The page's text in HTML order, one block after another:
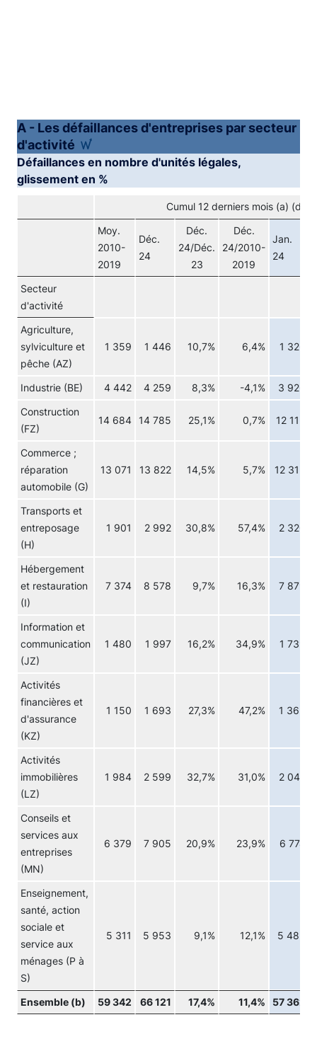
A - Les défaillances d'entreprises par secteur
d'activité
Défaillances en nombre d'unités légales,
glissement en %
Cumul 12 derniers mois (a)
Moy.
2010-
2019
Déc.
24
Déc.
24/Déc.
23
Déc.
24/2010-
2019
Jan.
24
Secteur
d'activité
Agriculture,
sylviculture et
pêche (AZ)
1 359 1 446 10,7% 6,4% 1 326
Industrie (BE) 4 442 4 259 8,3% -4,1% 3 926
Construction
(FZ)
14 684 14 785 25,1% 0,7% 12 115
Commerce ;
réparation
automobile (G)
13 071 13 822 14,5% 5,7% 12 315
Transports et
entreposage
(H)
1 901 2 992 30,8% 57,4% 2 320
Hébergement
et restauration
(I)
7 374 8 578 9,7% 16,3% 7 879
Information et
communication
(JZ)
1 480 1 997 16,2% 34,9% 1 739
Activités
financières et
d'assurance
(KZ)
1 150 1 693 27,3% 47,2% 1 363
Activités
immobilières
(LZ)
1 984 2 599 32,7% 31,0% 2 047
Conseils et
services aux
entreprises
(MN)
6 379 7 905 20,9% 23,9% 6 774
Enseignement,
santé, action
sociale et
service aux
ménages (P à
S)
5 311 5 953 9,1% 12,1% 5 485
Ensemble (b) 59 342 66 121 17,4% 11,4% 57 362